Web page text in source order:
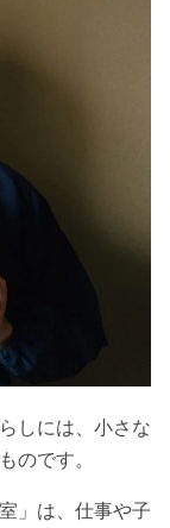
しには、小さな
のです。
」は、仕事や子